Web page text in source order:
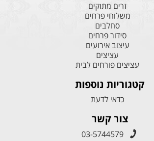
זרים מתוקים
משלוחי פרחים
סחלבים
סידור פרחים
עיצוב אירועים
עציצים
עציצים פורחים לבית
קטגוריות נוספות
כדאי לדעת
צור קשר
03-5744579